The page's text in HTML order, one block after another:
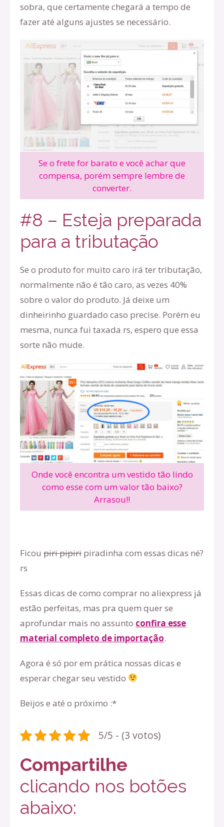
sobra, que certamente chegará a tempo de
fazer até alguns ajustes se necessário.
Se o frete for barato e você achar que
compensa, porém sempre lembre de
converter.
#8 – Esteja preparada
para a tributação
Se o produto for muito caro irá ter tributação,
normalmente não é tão caro, as vezes 40%
sobre o valor do produto. Já deixe um
dinheirinho guardado caso precise. Porém eu
mesma, nunca fui taxada rs, espero que essa
sorte não mude.
Onde você encontra um vestido tão lindo
como esse com um valor tão baixo?
Arrasou!!
Ficou piri pipiri piradinha com essas dicas né?
rs
Essas dicas de como comprar no aliexpress já
estão perfeitas, mas pra quem quer se
aprofundar mais no assunto confira esse
material completo de importação.
Agora é só por em prática nossas dicas e
esperar chegar seu vestido
Beijos e até o próximo :*
5/5 - (3 votos)
Compartilhe
clicando nos botões
abaixo: